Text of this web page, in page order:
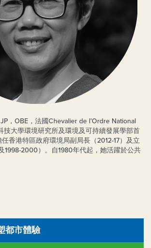
，OBE，法國Chevalier de l’Ordre National
技大學環境研究所及環境及可持續發展學部首
香港特區政府環境局副局長（2012-17）及立
1998-2000）。自1980年代起，她活躍於公共
非牟利智庫思匯政策研究所的創辦人兼行政
在香港成立過多個非牟利組織，關注環境、平
基金董事局成員、CDP Worldwide董事局成
顧問，並出版過多部學術著作及暢銷書籍。
向世界衛生組織及國際能源署，就空氣污染
。她於英國修讀法律出身，其後從事期貨買
都市體驗